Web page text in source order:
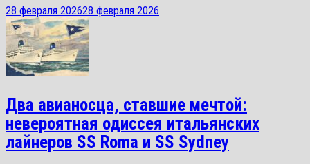
28 февраля 202628 февраля 2026
Два авианосца, ставшие мечтой:
невероятная одиссея итальянских
лайнеров SS Roma и SS Sydney